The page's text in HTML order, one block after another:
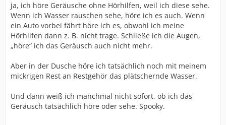
ja, ich höre Geräusche ohne Hörhilfen, weil ich diese sehe.
Wenn ich Wasser rauschen sehe, höre ich es auch. Wenn
ein Auto vorbei fährt höre ich es, obwohl ich meine
Hörhilfen dann z. B. nicht trage. Schließe ich die Augen,
„höre“ ich das Geräusch auch nicht mehr.
Aber in der Dusche höre ich tatsächlich noch mit meinem
mickrigen Rest an Restgehör das plätschernde Wasser.
Und dann weiß ich manchmal nicht sofort, ob ich das
Geräusch tatsächlich höre oder sehe. Spooky.